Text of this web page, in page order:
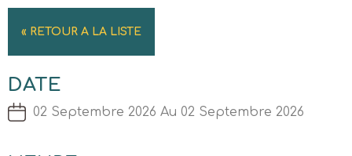
« RETOUR A LA LISTE
DATE
02 Septembre 2026 Au 02 Septembre 2026